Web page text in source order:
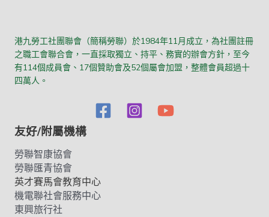
港九勞工社團聯會（簡稱勞聯）於1984年11月成立，為社團註冊
之職工會聯合會，一直採取獨立、持平、務實的辦會方針，至今
有114個成員會、17個贊助會及52個屬會加盟，整體會員超過十
四萬人。
友好/附屬機構
勞聯智康協會
勞聯匯青協會
英才賽馬會教育中心
機電聯社會服務中心
東興旅行社